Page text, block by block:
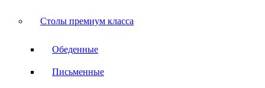
Столы премиум класса
Обеденные
Письменные